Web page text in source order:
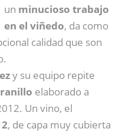
un minucioso trabajo
en el viñedo, da como
calidad que son
y su equipo repite
elaborado a
Un vino, el
, de capa muy cubierta